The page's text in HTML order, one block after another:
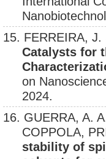
15. FERREIRA,
Catalysts for
on
2024.
16. GUERRA, A.
COPPOLA,
stability of